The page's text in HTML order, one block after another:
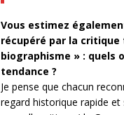
Vous estimez
récupéré par la
biographisme » : quels
tendance ?
Je pense que chacun
regard historique rapide et